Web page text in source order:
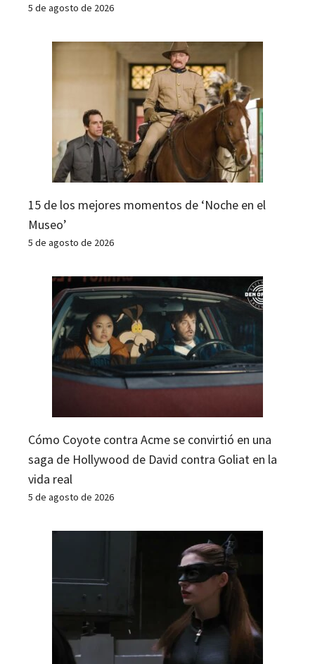
5 de agosto de 2026
15 de los mejores momentos de ‘Noche en el
Museo’
5 de agosto de 2026
Cómo Coyote contra Acme se convirtió en una
saga de Hollywood de David contra Goliat en la
vida real
5 de agosto de 2026